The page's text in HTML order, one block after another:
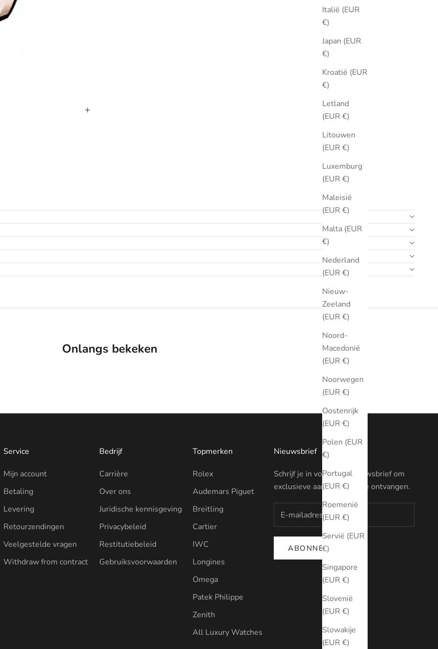
Italië (EUR
€)
Japan (EUR
€)
Kroatië (EUR
€)
Letland
(EUR €)
Litouwen
(EUR €)
Luxemburg
(EUR €)
Maleisië
(EUR €)
Malta (EUR
€)
Nederland
(EUR €)
Nieuw-
Zeeland
(EUR €)
Noord-
Macedonië
(EUR €)
Noorwegen
(EUR €)
Oostenrijk
(EUR €)
Polen (EUR
€)
Portugal
(EUR €)
Roemenië
(EUR €)
Servië (EUR
€)
Singapore
(EUR €)
Slovenië
(EUR €)
Slowakije
(EUR €)
Onlangs bekeken
Service
Mijn account
Betaling
Levering
Retourzendingen
Veelgestelde vragen
Withdraw from contract
Bedrijf
Carrière
Over ons
Juridische kennisgeving
Privacybeleid
Restitutiebeleid
Gebruiksvoorwaarden
Topmerken
Rolex
Audemars Piguet
Breitling
Cartier
IWC
Longines
Omega
Patek Philippe
Zenith
All Luxury Watches
Nieuwsbrief
Schrijf je in voor onze nieuwsbrief om
exclusieve aanbiedingen te ontvangen.
ABONNEREN